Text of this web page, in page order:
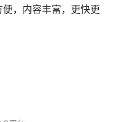
，内容丰富，更快更